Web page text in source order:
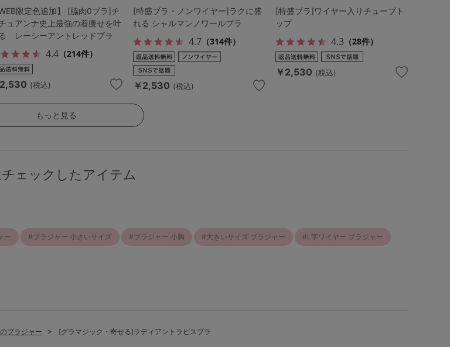
WEB限定色追加】 [脇肉0ブラ]チ
ュアンナ史上最強の着痩せを叶
レーシーアントレッドブラ
4.4 （214件）
2,530 (税込)
[特盛ブラ・ノンワイヤー]ラクに盛
れる シャルマンノワールブラ
4.7（314件）
￥2,530 (税込)
[特盛ブラ]ワイヤー入りチューブト
ップ
4.3 （28件）
￥2,530 (税込)
もっと見る
ェックしたアイテム
ー ブラジャー 小さいサイズ ブラジャー 小胸 大きいサイズ ブラジャー L字ワイヤー ブラジャー
ブラジャー [グラマジック・寄せる]ラディアントラピスブラ